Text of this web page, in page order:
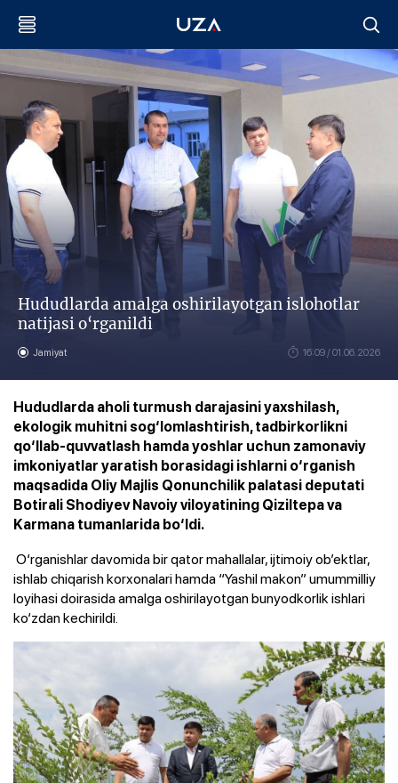
Hududlarda amalga oshirilayotgan islohotlar
natijasi o‘rganildi
Jamiyat 16:09 / 01.06.2026
Hududlarda aholi turmush darajasini yaxshilash,
ekologik muhitni sog‘lomlashtirish, tadbirkorlikni
qo‘llab-quvvatlash hamda yoshlar uchun zamonaviy
imkoniyatlar yaratish borasidagi ishlarni o‘rganish
maqsadida Oliy Majlis Qonunchilik palatasi deputati
Botirali Shodiyev Navoiy viloyatining Qiziltepa va
Karmana tumanlarida bo‘ldi.
O‘rganishlar davomida bir qator mahallalar, ijtimoiy ob’ektlar,
ishlab chiqarish korxonalari hamda “Yashil makon” umummilliy
loyihasi doirasida amalga oshirilayotgan bunyodkorlik ishlari
ko‘zdan kechirildi.